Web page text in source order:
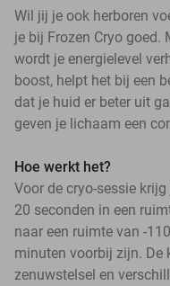
Wil jij je ook herboren
je bij Frozen Cryo goed.
wordt je energielevel
boost, helpt het bij een
dat je huid er beter uit
geven je lichaam een
Hoe werkt het?
Voor de cryo-sessie
20 seconden in een
naar een ruimte van -
minuten voorbij zijn. De
zenuwstelsel en